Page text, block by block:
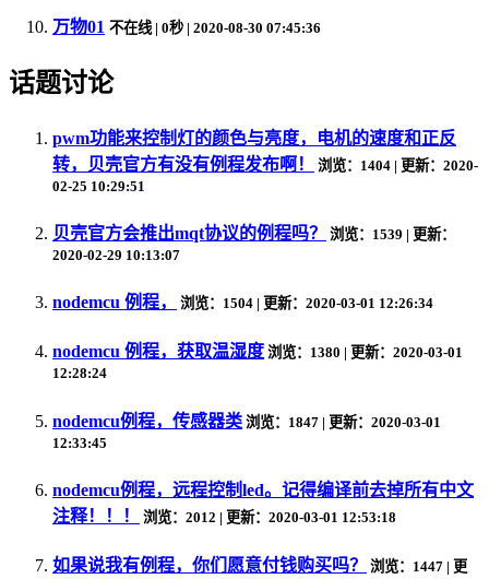
万物01 不在线| 0秒 | 2020-08-30 07:45:36
话题讨论
pwm功能来控制灯的颜色与亮度，电机的速度和正反
转，贝壳官方有没有例程发布啊！
浏览：1404 | 更新：2020-
02-25 10:29:51
贝壳官方会推出mqt协议的例程吗？
浏览：1539 | 更新：
2020-02-29 10:13:07
nodemcu 例程， 浏览：1504 | 更新：2020-03-01 12:26:34
nodemcu 例程，获取温湿度 浏览：1380 | 更新：2020-03-01
12:28:24
nodemcu例程，传感器类 浏览：1847 | 更新：2020-03-01
12:33:45
nodemcu例程，远程控制led。记得编译前去掉所有中文
注释！！！
浏览：2012 | 更新：2020-03-01 12:53:18
如果说我有例程，你们愿意付钱购买吗？ 浏览：1447 | 更